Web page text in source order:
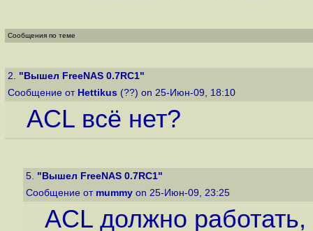
Сообщения по теме
2. "Вышел FreeNAS 0.7RC1"
Сообщение от Hettikus (??) on 25-Июн-09, 18:10
ACL всё нет?
5. "Вышел FreeNAS 0.7RC1"
Сообщение от mummy on 25-Июн-09, 23:25
ACL должно